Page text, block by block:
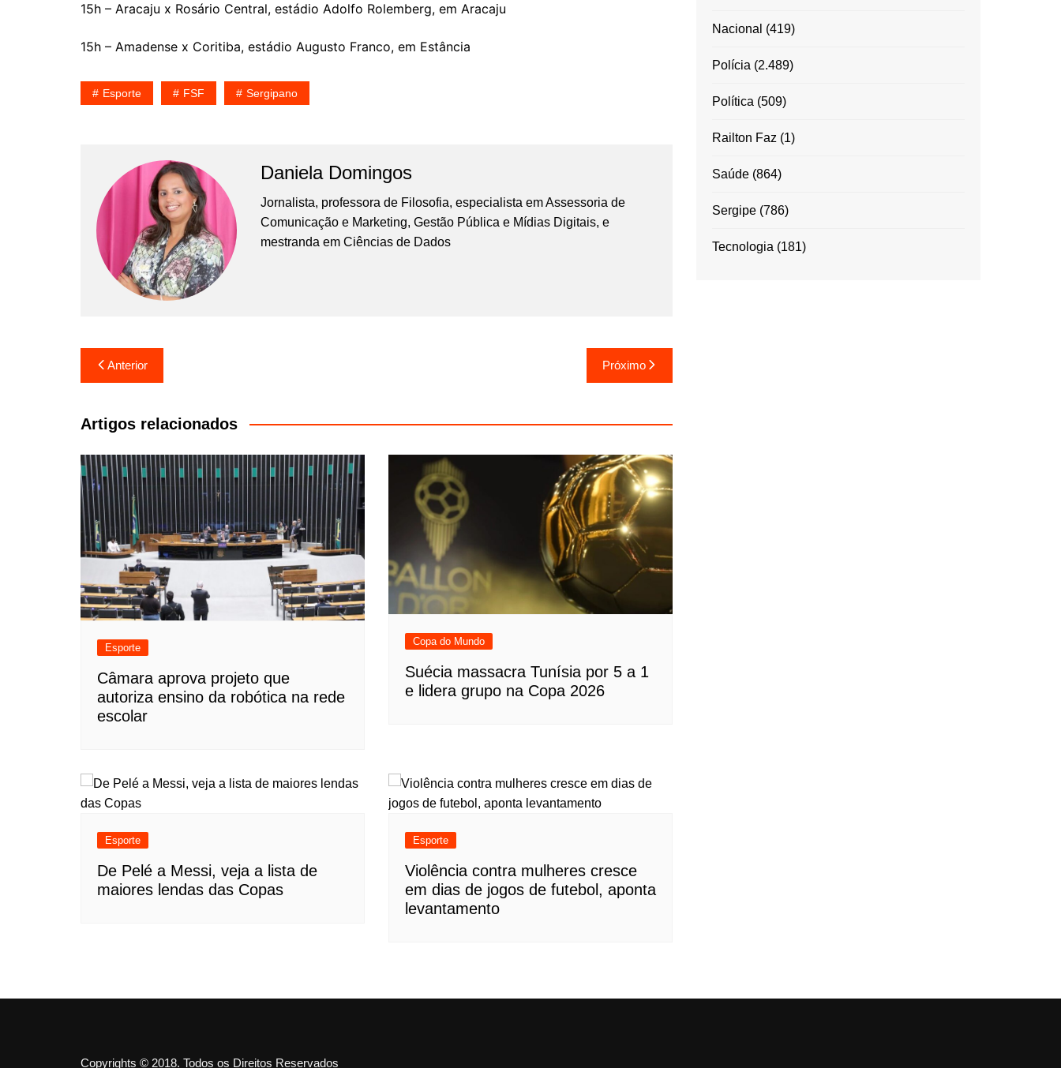
15h – Aracaju x Rosário Central, estádio Adolfo Rolemberg, em Aracaju
15h – Amadense x Coritiba, estádio Augusto Franco, em Estância
Esporte FSF Sergipano
Daniela Domingos
Jornalista, professora de Filosofia, especialista em Assessoria de
Comunicação e Marketing, Gestão Pública e Mídias Digitais, e
mestranda em Ciências de Dados
Navegação
de
Post
Anterior Próximo
Artigos relacionados
Esporte
Câmara aprova projeto que
autoriza ensino da robótica na rede
escolar
Copa do Mundo
Suécia massacra Tunísia por 5 a 1
e lidera grupo na Copa 2026
Esporte
De Pelé a Messi, veja a lista de
maiores lendas das Copas
Esporte
Violência contra mulheres cresce
em dias de jogos de futebol, aponta
levantamento
Nacional (419)
Polícia (2.489)
Política (509)
Railton Faz (1)
Saúde (864)
Sergipe (786)
Tecnologia (181)
Copyrights © 2018. Todos os Direitos Reservados